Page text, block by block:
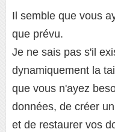
Il semble que vous
que prévu.
Je ne sais pas s'il
dynamiquement la
que vous n'ayez
données, de créer
et de restaurer vos